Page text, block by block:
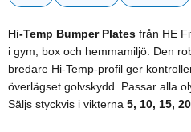
Hi-Temp Bumper Plates från HE
i gym, box och hemmamiljö. Den
bredare Hi-Temp-profil ger
överlägset golvskydd. Passar alla
Säljs styckvis i vikterna 5, 10, 15,